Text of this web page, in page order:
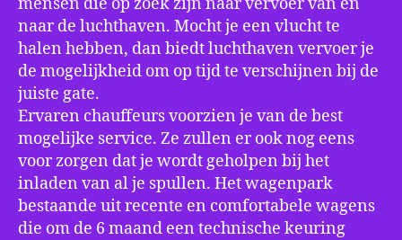
naar de luchthaven. Mocht je een vlucht te
halen hebben, dan biedt luchthaven vervoer je
de mogelijkheid om op tijd te verschijnen bij de
juiste gate.
Ervaren chauffeurs voorzien je van de best
mogelijke service. Ze zullen er ook nog eens
voor zorgen dat je wordt geholpen bij het
inladen van al je spullen. Het wagenpark
bestaande uit recente en comfortabele wagens
die om de 6 maand een technische keuring